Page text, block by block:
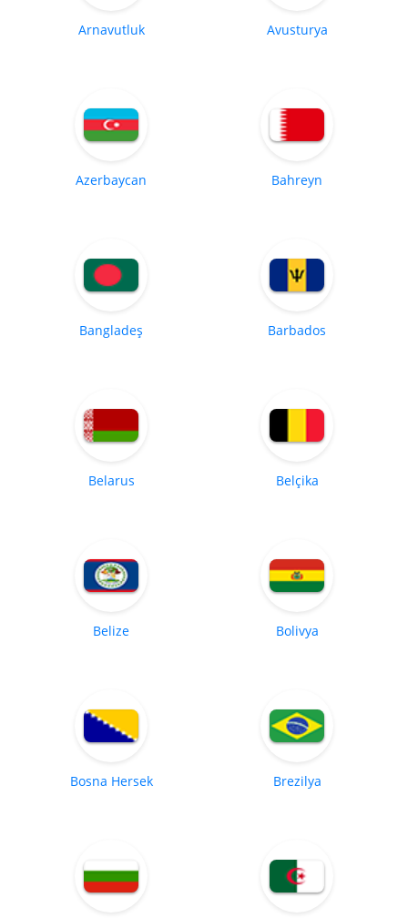
Arnavutluk Avusturya
Azerbaycan Bahreyn
Bangladeş Barbados
Belarus Belçika
Belize Bolivya
Bosna Hersek Brezilya